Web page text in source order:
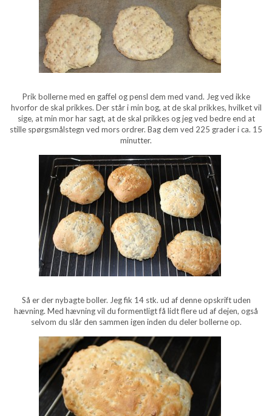
Prik bollerne med en gaffel og pensl dem med vand. Jeg ved ikke
hvorfor de skal prikkes. Der står i min bog, at de skal prikkes, hvilket vil
sige, at min mor har sagt, at de skal prikkes og jeg ved bedre end at
stille spørgsmålstegn ved mors ordrer. Bag dem ved 225 grader i ca. 15
minutter.
Så er der nybagte boller. Jeg fik 14 stk. ud af denne opskrift uden
hævning. Med hævning vil du formentligt få lidt flere ud af dejen, også
selvom du slår den sammen igen inden du deler bollerne op.